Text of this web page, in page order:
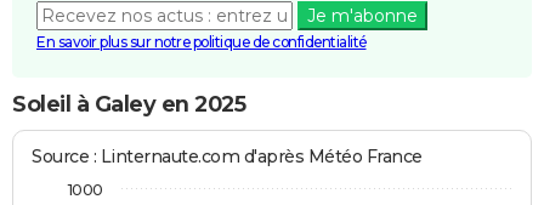
Je m'abonne
En savoir plus sur notre politique de confidentialité
Soleil à Galey en 2025
Source : Linternaute.com d'après Météo France
1000